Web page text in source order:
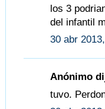
los 3
del infantil
30 abr
Anónimo
tuvo.